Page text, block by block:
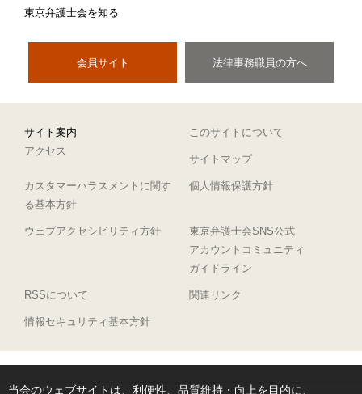
当会のウェブサイトは、利便性、品質維持・向上を目的に、
東京弁護士会を知る
会員サイト 法律事務職員の方へ
サイト案内
このサイトについて
アクセス
サイトマップ
カスタマーハラスメントに関す
る基本方針
個人情報保護方針
ウェブアクセシビリティ方針
東京弁護士会SNS公式
アカウントコミュニティ
ガイドライン
RSSについて 関連リンク
情報セキュリティ基本方針